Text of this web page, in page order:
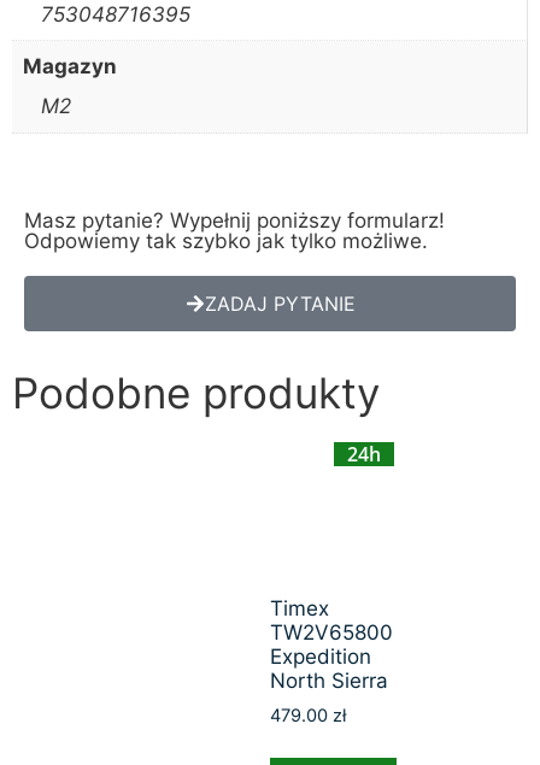
753048716395
Magazyn
M2
Masz pytanie? Wypełnij poniższy formularz!
Odpowiemy tak szybko jak tylko możliwe.
ZADAJ PYTANIE
Podobne produkty
24h
Timex
TW2V65800
Expedition
North Sierra
479.00 zł